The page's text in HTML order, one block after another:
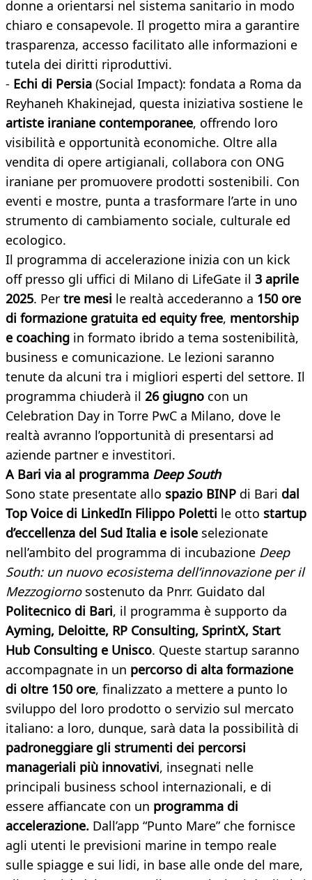
donne a orientarsi nel sistema sanitario in modo
chiaro e consapevole. Il progetto mira a garantire
trasparenza, accesso facilitato alle informazioni e
tutela dei diritti riproduttivi.
- Echi di Persia (Social Impact): fondata a Roma da
Reyhaneh Khakinejad, questa iniziativa sostiene le
artiste iraniane contemporanee, offrendo loro
visibilità e opportunità economiche. Oltre alla
vendita di opere artigianali, collabora con ONG
iraniane per promuovere prodotti sostenibili. Con
eventi e mostre, punta a trasformare l’arte in uno
strumento di cambiamento sociale, culturale ed
ecologico.
Il programma di accelerazione inizia con un kick
off presso gli uffici di Milano di LifeGate il 3 aprile
2025. Per tre mesi le realtà accederanno a 150 ore
di formazione gratuita ed equity free, mentorship
e coaching in formato ibrido a tema sostenibilità,
business e comunicazione. Le lezioni saranno
tenute da alcuni tra i migliori esperti del settore. Il
programma chiuderà il 26 giugno con un
Celebration Day in Torre PwC a Milano, dove le
realtà avranno l’opportunità di presentarsi ad
aziende partner e investitori.
A Bari via al programma Deep South
Sono state presentate allo spazio BINP di Bari dal
Top Voice di LinkedIn Filippo Poletti le otto startup
d’eccellenza del Sud Italia e isole selezionate
nell’ambito del programma di incubazione Deep
South: un nuovo ecosistema dell’innovazione per il
Mezzogiornosostenuto da Pnrr. Guidato dal
Politecnico di Bari, il programma è supporto da
Ayming, Deloitte, RP Consulting, SprintX, Start
Hub Consulting e Unisco. Queste startup saranno
accompagnate in un percorso di alta formazione
di oltre 150 ore, finalizzato a mettere a punto lo
sviluppo del loro prodotto o servizio sul mercato
italiano: a loro, dunque, sarà data la possibilità di
padroneggiare gli strumenti dei percorsi
manageriali più innovativi, insegnati nelle
principali business school internazionali, e di
essere affiancate con un programma di
accelerazione. Dall’app “Punto Mare” che fornisce
agli utenti le previsioni marine in tempo reale
sulle spiagge e sui lidi, in base alle onde del mare,